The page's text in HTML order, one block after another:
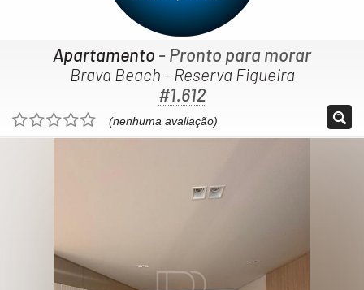
Apartamento - Pronto para morar
Brava Beach - Reserva Figueira
#1.612
(nenhuma avaliação)